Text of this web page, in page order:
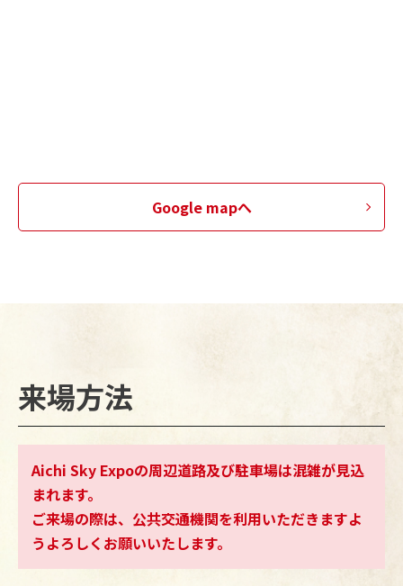
Google mapへ
来場方法
Aichi Sky Expoの周辺道路及び駐車場は混雑が見込
まれます。
ご来場の際は、公共交通機関を利用いただきますよ
うよろしくお願いいたします。